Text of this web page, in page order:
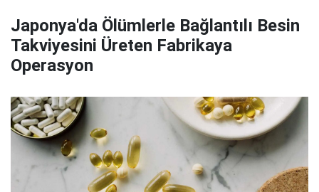
Japonya'da Ölümlerle Bağlantılı Besin
Takviyesini Üreten Fabrikaya
Operasyon